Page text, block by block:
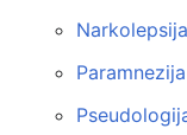
Narkolepsija
Paramnezija